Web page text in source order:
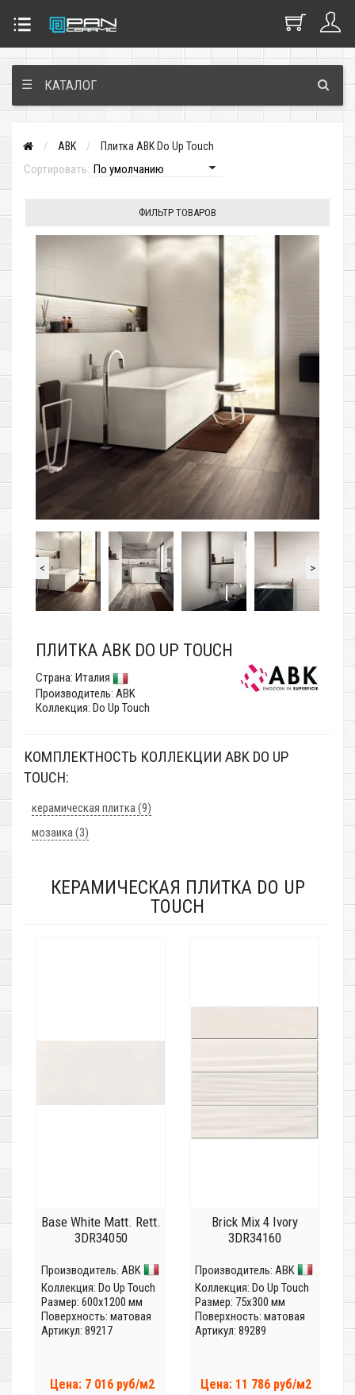
☰ КАТАЛОГ
ABK Плитка ABK Do Up Touch
Сортировать:
ФИЛЬТР ТОВАРОВ
< >
ПЛИТКА ABK DO UP TOUCH
Страна: Италия
Производитель: ABK
Коллекция: Do Up Touch
КОМПЛЕКТНОСТЬ КОЛЛЕКЦИИ ABK DO UP
TOUCH:
керамическая плитка (9)
мозаика (3)
КЕРАМИЧЕСКАЯ ПЛИТКА DO UP
TOUCH
Base White Matt. Rett.
3DR34050
Производитель: ABK
Коллекция: Do Up Touch
Размер: 600x1200 мм
Поверхность: матовая
Артикул: 89217
Цена: 7 016 руб/м2
Brick Mix 4 Ivory
3DR34160
Производитель: ABK
Коллекция: Do Up Touch
Размер: 75x300 мм
Поверхность: матовая
Артикул: 89289
Цена: 11 786 руб/м2